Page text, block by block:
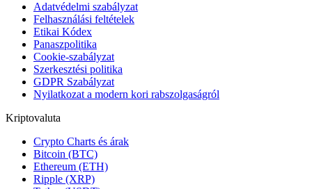
Adatvédelmi szabályzat
Felhasználási feltételek
Etikai Kódex
Panaszpolitika
Cookie-szabályzat
Szerkesztési politika
GDPR Szabályzat
Nyilatkozat a modern kori rabszolgaságról
Kriptovaluta
Crypto Charts és árak
Bitcoin (BTC)
Ethereum (ETH)
Ripple (XRP)